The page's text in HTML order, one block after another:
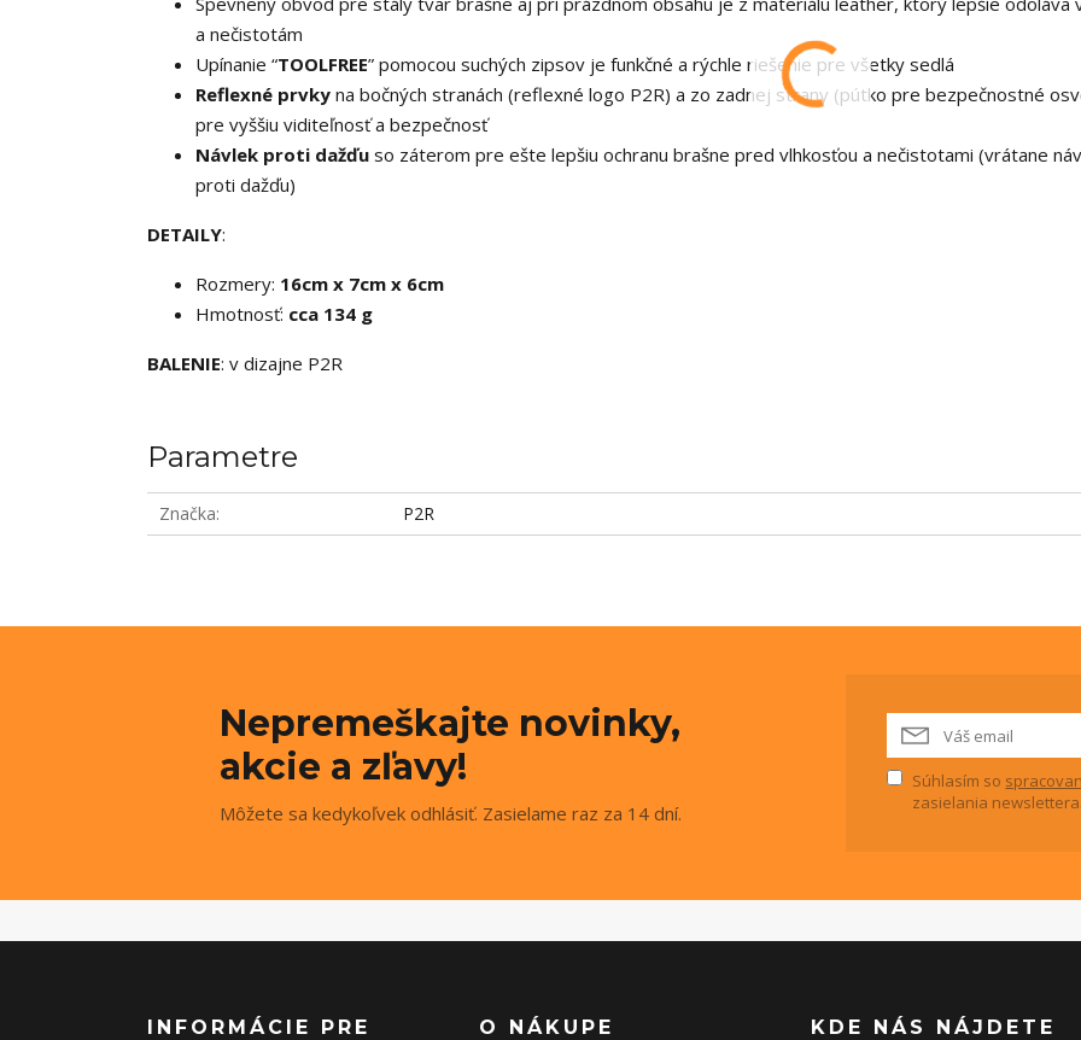
a nečistotám
Upínanie “TOOLFREE” pomocou suchých zipsov je funkčné a rýchle riešenie pre všetky sedlá
Reflexné prvky na bočných stranách (reflexné logo P2R) a zo zadnej strany (pútko pre bezpečnostné
pre vyššiu viditeľnosť a bezpečnosť
Návlek proti dažďu so záterom pre ešte lepšiu ochranu brašne pred vlhkosťou a nečistotami (vrátane
proti dažďu)
DETAILY:
Rozmery: 16cm x 7cm x 6cm
Hmotnosť: cca 134 g
BALENIE: v dizajne P2R
Parametre
Značka P2R
Nepremeškajte novinky,
akcie a zľavy!
Môžete sa kedykoľvek odhlásiť. Zasielame raz za 14 dní.
Súhlasím so
zasielania newslettera.
INFORMÁCIE PRE
O NÁKUPE KDE NÁS NÁJDETE